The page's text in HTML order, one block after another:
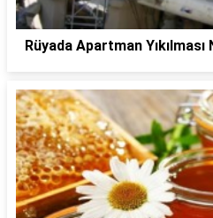
Rüyada Apartman Yıkılması